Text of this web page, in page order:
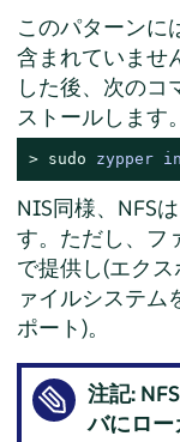
このパターンに
含まれていませ
した後、次のコ
ストールします。
> sudo zypper
NIS同様、NFS
す。ただし、フ
で提供し(エク
ァイルシステム
ポート)。
注記:
バにロ